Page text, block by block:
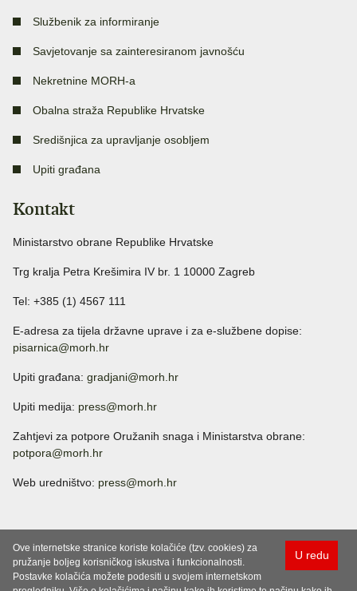
Službenik za informiranje
Savjetovanje sa zainteresiranom javnošću
Nekretnine MORH-a
Obalna straža Republike Hrvatske
Središnjica za upravljanje osobljem
Upiti građana
Kontakt
Ministarstvo obrane Republike Hrvatske
Trg kralja Petra Krešimira IV br. 1 10000 Zagreb
Tel: +385 (1) 4567 111
E-adresa za tijela državne uprave i za e-službene dopise:
pisarnica@morh.hr
Upiti građana: gradjani@morh.hr
Upiti medija: press@morh.hr
Zahtjevi za potpore Oružanih snaga i Ministarstva obrane:
potpora@morh.hr
Web uredništvo: press@morh.hr
U redu
Ove internetske stranice koriste kolačiće (tzv. cookies) za
pružanje boljeg korisničkog iskustva i funkcionalnosti.
Postavke kolačića možete podesiti u svojem internetskom